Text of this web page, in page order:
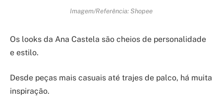
Imagem/Referência: Shopee
Os looks da Ana Castela são cheios de personalidade
e estilo.
Desde peças mais casuais até trajes de palco, há muita
inspiração.